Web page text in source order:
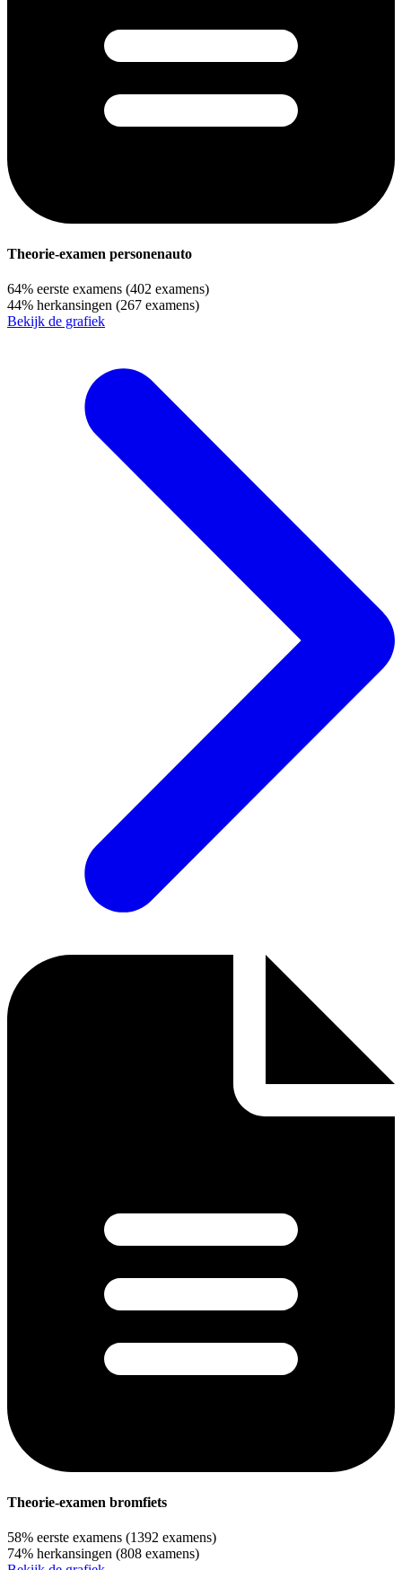
Theorie-examen personenauto
64% eerste examens (402 examens)
44% herkansingen (267 examens)
Bekijk de grafiek
Theorie-examen bromfiets
58% eerste examens (1392 examens)
74% herkansingen (808 examens)